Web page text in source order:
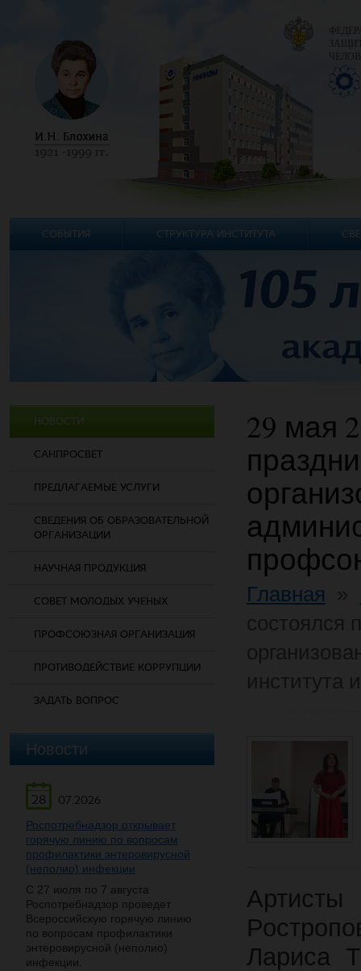
НОВОСТИ
САНПРОСВЕТ
ПРЕДЛАГАЕМЫЕ УСЛУГИ
СВЕДЕНИЯ ОБ ОБРАЗОВАТЕЛЬНОЙ
ОРГАНИЗАЦИИ
НАУЧНАЯ ПРОДУКЦИЯ
СОВЕТ МОЛОДЫХ УЧЕНЫХ
ПРОФСОЮЗНАЯ ОРГАНИЗАЦИЯ
ПРОТИВОДЕЙСТВИЕ КОРРУПЦИИ
ЗАДАТЬ ВОПРОС
Новости
28
07.2026
Роспотребнадзор открывает
горячую линию по вопросам
профилактики энтеровирусной
(неполио) инфекции
С 27 июля по 7 августа
Роспотребнадзор проведет
Всероссийскую горячую линию
по вопросам профилактики
энтеровирусной (неполио)
инфекции.
29 мая
Главная
Лариса
СОБЫТИЯ СТРУКТУРА ИНСТИТУТА